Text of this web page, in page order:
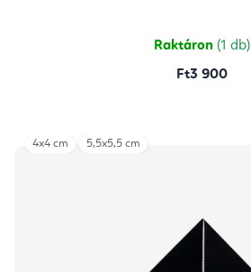
Raktáron (1 db)
Ft3 900
4x4 cm 5,5x5,5 cm